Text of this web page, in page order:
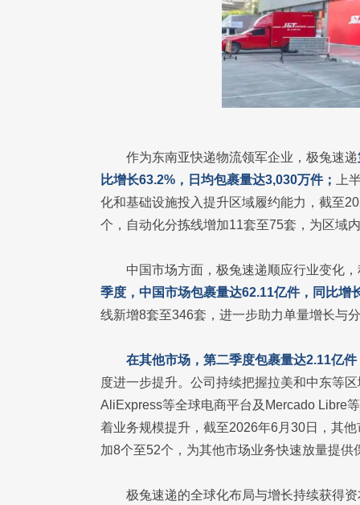
作为东南亚快递物流领军企业，极兔速递
比增长63.2%，日均包裹量达3,030万件；
上
化和基础设施投入提升区域履约能力，截至
个，自动化分拣线增加11套至75套，为区域
中国市场方面，极兔速递顺应行业变化
季度，中国市场包裹量达62.11亿件，同比增
线新增8套至346套，进一步助力单量增长与
在其他市场，第二季度包裹量达2.11亿
度进一步提升。公司持续把握拉美和中东等
AliExpress等全球电商平台及Mercado Libre
着业务规模提升，截至2026年6月30日，其
加8个至52个，为其他市场业务快速放量提供
极兔速递的全球化布局与增长持续获得